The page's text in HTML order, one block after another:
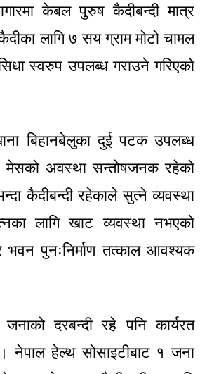
केबल पुरुष कैदीबन्दी मात्र
लागि ७ सय ग्राम मोटो चामल
स्वरुप उपलब्ध गराउने गरिएको
बिहानबेलुका दुई पटक उपलब्ध
मेसको अवस्था सन्तोषजनक रहेको
कैदीबन्दी रहेकाले सुत्ने व्यवस्था
लागि खाट व्यवस्था नभएको
भवन पुनःनिर्माण तत्काल आवश्यक
जनाको दरबन्दी रहे पनि कार्यरत
नेपाल हेल्थ सोसाइटीबाट १ जना